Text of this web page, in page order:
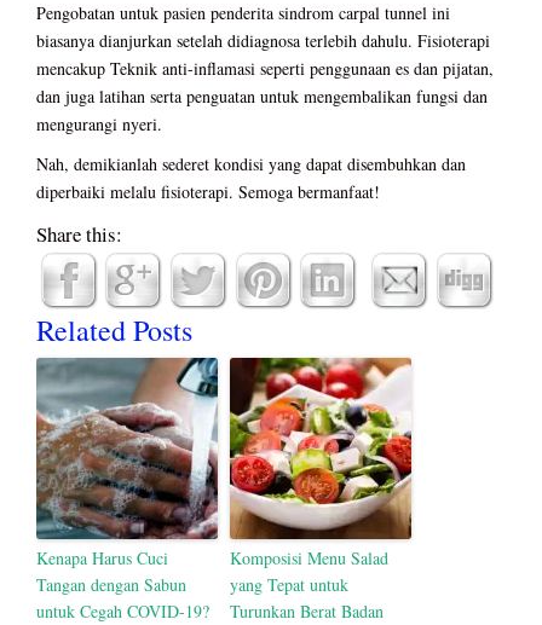
Pengobatan untuk pasien penderita sindrom carpal tunnel ini
biasanya dianjurkan setelah didiagnosa terlebih dahulu. Fisioterapi
mencakup Teknik anti-inflamasi seperti penggunaan es dan pijatan,
dan juga latihan serta penguatan untuk mengembalikan fungsi dan
mengurangi nyeri.
Nah, demikianlah sederet kondisi yang dapat disembuhkan dan
diperbaiki melalu fisioterapi. Semoga bermanfaat!
Share this:
Related Posts
Kenapa Harus Cuci
Tangan dengan Sabun
untuk Cegah COVID-19?
Komposisi Menu Salad
yang Tepat untuk
Turunkan Berat Badan